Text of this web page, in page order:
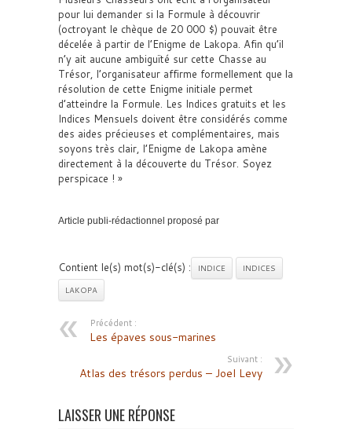
pour lui demander si la Formule à découvrir
(octroyant le chèque de 20 000 $) pouvait être
décelée à partir de l’Enigme de Lakopa. Afin qu’il
n’y ait aucune ambiguïté sur cette Chasse au
Trésor, l’organisateur affirme formellement que la
résolution de cette Enigme initiale permet
d’atteindre la Formule. Les Indices gratuits et les
Indices Mensuels doivent être considérés comme
des aides précieuses et complémentaires, mais
soyons très clair, l’Enigme de Lakopa amène
directement à la découverte du Trésor. Soyez
perspicace ! »
Article publi-rédactionnel proposé par
Contient le(s) mot(s)-clé(s) : INDICE
INDICES
LAKOPA
Précédent :
Les épaves sous-marines
Suivant :
Atlas des trésors perdus – Joel Levy
LAISSER UNE RÉPONSE